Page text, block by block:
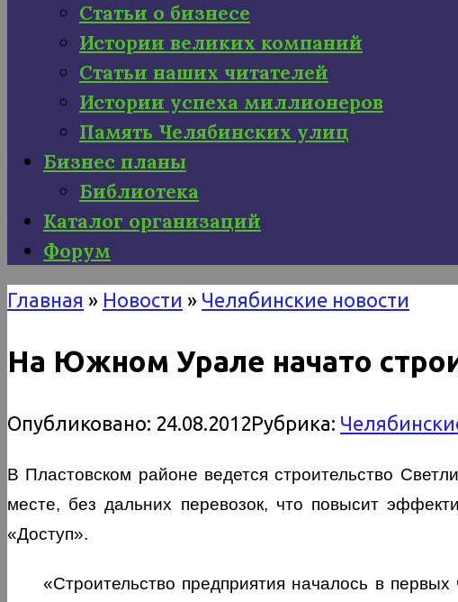
Статьи о бизнесе
Истории великих компаний
Статьи наших читателей
Истории успеха миллионеров
Память Челябинских улиц
Бизнес планы
Библиотека
Каталог организаций
Форум
Главная » Новости » Челябинские новости
На Южном Урале начато
Опубликовано: 24.08.2012Рубрика:
В Пластовском районе ведется строительство
месте, без дальних перевозок, что повысит
«Доступ».
«Строительство предприятия началось в